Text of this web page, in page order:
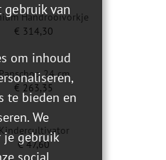
Handrooivorkje
€ 314,30
24 cm
€ 263,35
Kindercultivator
€47,60
van
om inhoud
te bieden en
We
je gebruik